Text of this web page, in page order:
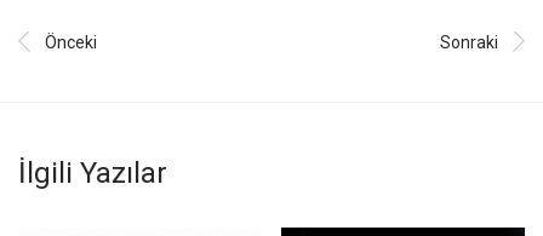
Önceki Sonraki
İlgili Yazılar